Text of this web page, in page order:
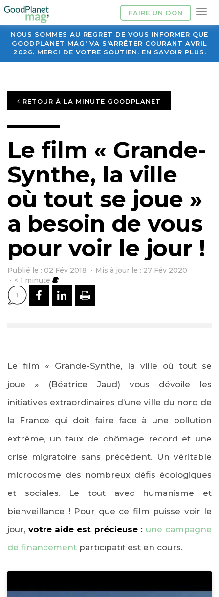
FAIRE UN DON
NOUS SOMMES AU REGRET DE VOUS INFORMER QUE
GOODPLANET MAG' VA S'ARRÊTER COURANT AVRIL
2026. MERCI DE VOTRE SOUTIEN. EN SAVOIR PLUS.
RETOUR À LA MINUTE GOODPLANET
Le film « Grande-
Synthe, la ville
où tout se joue »
a besoin de vous
pour voir le jour !
Publié le : 02 Fév 2018
Mis à jour le : 27 Fév 2020
< 1 minute
1 PARTAGER SUR FACEBOOK
PARTAGER SUR
IMPRIMER
Le film « Grande-Synthe, la ville où tout se
joue » (Béatrice Jaud) vous dévoile les
initiatives extraordinaires d’une ville du nord de
la France qui doit faire face à une pollution
extrême, un taux de chômage record et une
crise migratoire sans précédent. Un véritable
microcosme des nombreux défis écologiques
et sociales. Le tout avec humanisme et
bienveillance ! Pour que ce film puisse voir le
jour, votre aide est précieuse: une campagne
de financement participatif est en cours.